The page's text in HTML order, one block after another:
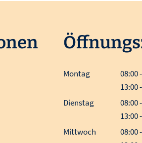
Montag 08:00-
Von
13:00-
Von
Dienstag 08:00-
Von
13:00-
Von
Mittwoch 08:00-